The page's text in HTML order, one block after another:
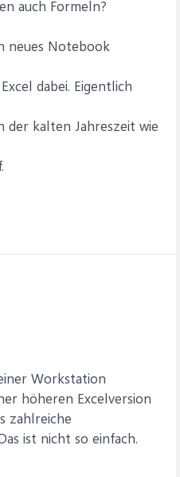
auch Formeln?
neues Notebook
dabei. Eigentlich
der kalten Jahreszeit wie
Workstation
höheren Excelversion
zahlreiche
ist nicht so einfach.